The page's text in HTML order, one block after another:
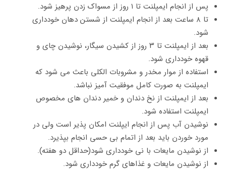
پس از انجام ایمپلنت تا ۱ روز از مسواک زدن پرهیز شود.
تا ۸ ساعت بعد از انجام ایمپلنت از شستن دهان خودداری
شود.
بعد از ایمپلنت تا ۳ روز از کشیدن سیگار، نوشیدن چای و
قهوه خودداری شود.
استفاده از موار مخدر و مشروبات الکلی باعث می شود که
ایمپلنت به صورت کامل موفقیت آمیز نباشد.
بعد از ایمپلنت از نخ دندان و خمیر دندان های مخصوص
ایمپلنت استفاده شود.
نوشیدن آب پس از انجام ایپلنت امکان پذیر است ولی در
مورد خوردن باید بعد از اتمام بی حسی انجام بپذیرد.
از نوشیدن مایعات با نی خودداری شود(حداقل دو هفته).
از نوشیدن مایعات و غذاهای گرم خودداری شود.